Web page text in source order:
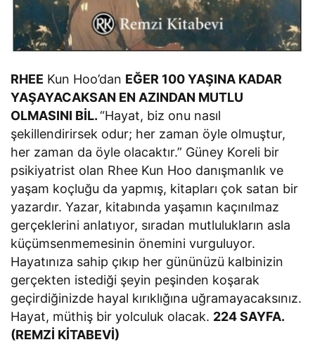
RHEE Kun Hoo’dan EĞER 100 YAŞINA KADAR
YAŞAYACAKSAN EN AZINDAN MUTLU
OLMASINI BİL.“Hayat, biz onu nasıl
şekillendirirsek odur; her zaman öyle olmuştur,
her zaman da öyle olacaktır.” Güney Koreli bir
psikiyatrist olan Rhee Kun Hoo danışmanlık ve
yaşam koçluğu da yapmış, kitapları çok satan bir
yazardır. Yazar, kitabında yaşamın kaçınılmaz
gerçeklerini anlatıyor, sıradan mutlulukların asla
küçümsenmemesinin önemini vurguluyor.
Hayatınıza sahip çıkıp her gününüzü kalbinizin
gerçekten istediği şeyin peşinden koşarak
geçirdiğinizde hayal kırıklığına uğramayacaksınız.
Hayat, müthiş bir yolculuk olacak. 224 SAYFA.
(REMZİ KİTABEVİ)